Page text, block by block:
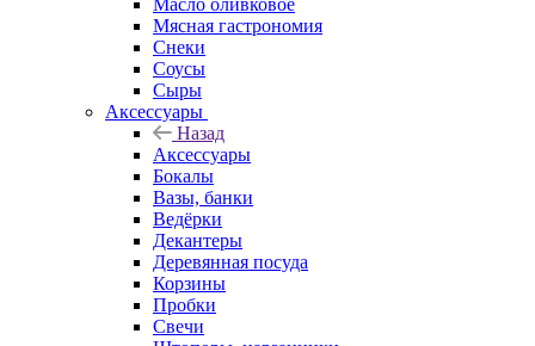
Масло оливковое
Мясная гастрономия
Снеки
Соусы
Сыры
Аксессуары
Назад
Аксессуары
Бокалы
Вазы, банки
Ведёрки
Декантеры
Деревянная посуда
Корзины
Пробки
Свечи